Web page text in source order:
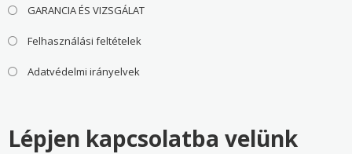
GARANCIA ÉS VIZSGÁLAT
Felhasználási feltételek
Adatvédelmi irányelvek
Lépjen kapcsolatba velünk